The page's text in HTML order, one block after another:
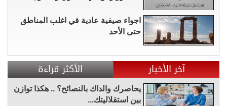
اجواء صيفية عادية في اغلب المناطق
حتى الأحد
آخر الأخبار الأكثر قراءة
يحاصرك والداك بالنصائح؟ .. هكذا توازن
بين استقلاليتك...